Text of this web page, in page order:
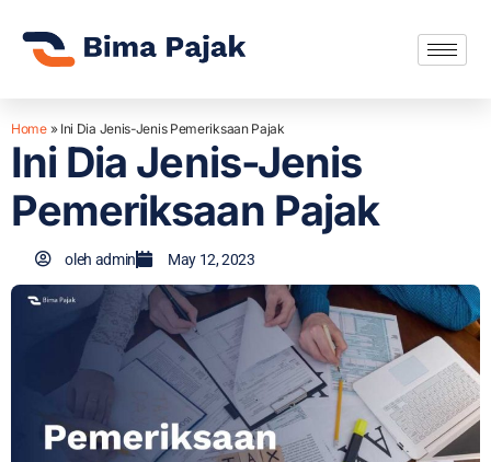
Home» Ini Dia Jenis-Jenis Pemeriksaan Pajak
Ini Dia Jenis-Jenis
Pemeriksaan Pajak
oleh admin May 12, 2023